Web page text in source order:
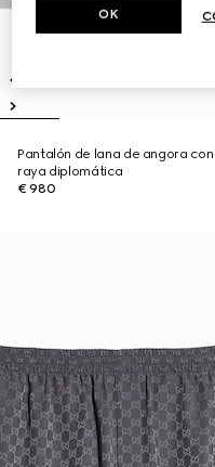
Pantalón de lana de angora con
raya diplomática
€ 980
OK